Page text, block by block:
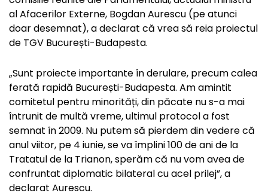
al Afacerilor Externe, Bogdan Aurescu (pe atunci
doar desemnat), a declarat că vrea să reia proiectul
de TGV București-Budapesta.
„Sunt proiecte importante în derulare, precum calea
ferată rapidă București-Budapesta. Am amintit
comitetul pentru minorități, din păcate nu s-a mai
întrunit de multă vreme, ultimul protocol a fost
semnat în 2009. Nu putem să pierdem din vedere că
anul viitor, pe 4 iunie, se va împlini 100 de ani de la
Tratatul de la Trianon, sperăm că nu vom avea de
confruntat diplomatic bilateral cu acel prilej”, a
declarat Aurescu.